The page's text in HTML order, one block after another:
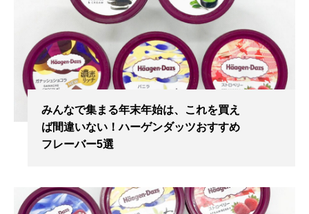
みんなで集まる年末年始は、これを買え
ば間違いない！ハーゲンダッツおすすめ
フレーバー5選